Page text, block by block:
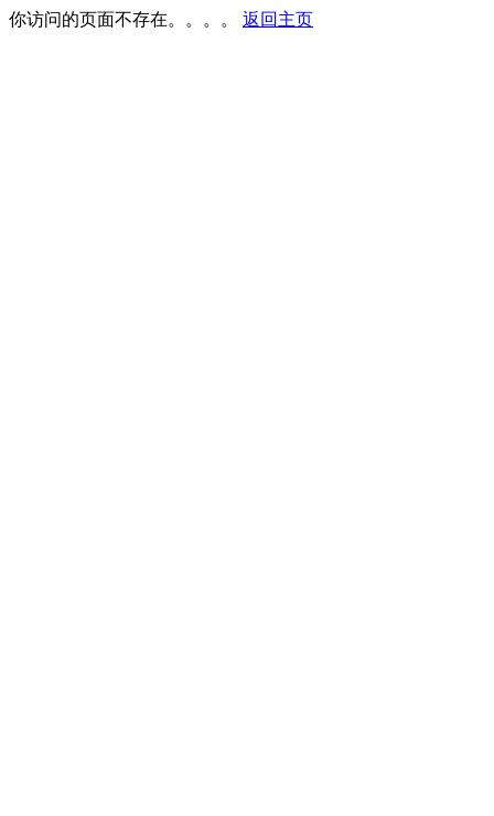
你访问的页面不存在。。。。 返回主页